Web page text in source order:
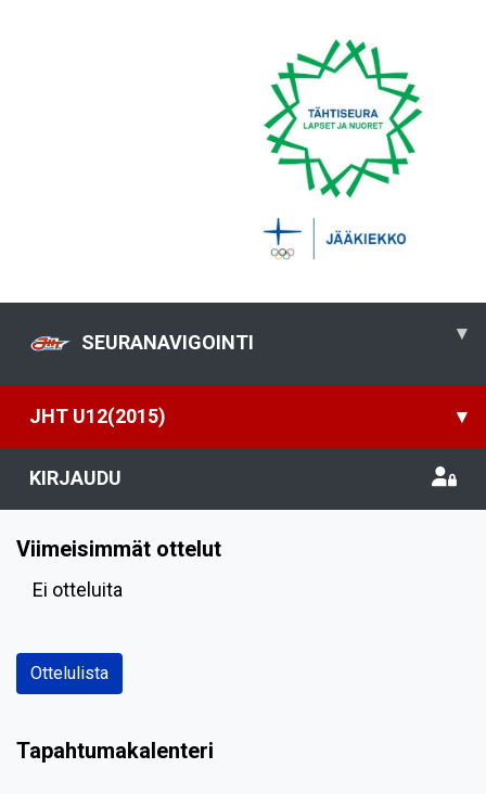
SEURANAVIGOINTI ▾
JHT U12(2015) ▾
KIRJAUDU
Viimeisimmät ottelut
Ei otteluita
Ottelulista
Tapahtumakalenteri